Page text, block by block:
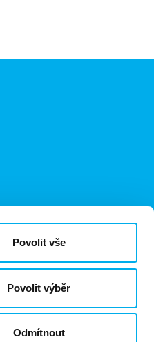
Povolit vše
Povolit výběr
Odmítnout